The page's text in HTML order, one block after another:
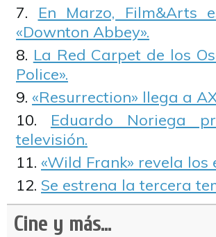
En Marzo, Film&Arts
«Downton Abbey».
La Red Carpet de los
Police».
«Resurrection» llega a
Eduardo Noriega
televisión.
«Wild Frank» revela
Se estrena la tercera
Cine y más...